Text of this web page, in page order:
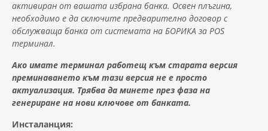
активиран от вашата избрана банка. Освен плъгина,
необходимо е да сключите предварително договор с
обслужваща банка от системата на БОРИКА за POS
терминал.
Ако имате терминал работещ към старата версия
преминаването към тази версия не е просто
актуализация. Трябва да минете през фаза на
генериране на нови ключове от банката.
Инсталанция: